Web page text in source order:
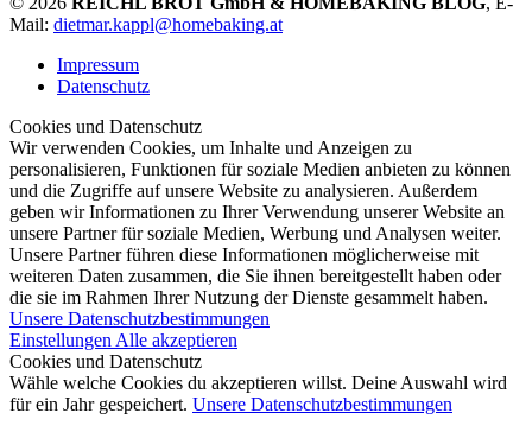
Mail: dietmar.kappl@homebaking.at
Impressum
Datenschutz
Cookies und Datenschutz
Wir verwenden Cookies, um Inhalte und Anzeigen zu
personalisieren, Funktionen für soziale Medien anbieten zu können
und die Zugriffe auf unsere Website zu analysieren. Außerdem
geben wir Informationen zu Ihrer Verwendung unserer Website an
unsere Partner für soziale Medien, Werbung und Analysen weiter.
Unsere Partner führen diese Informationen möglicherweise mit
weiteren Daten zusammen, die Sie ihnen bereitgestellt haben oder
die sie im Rahmen Ihrer Nutzung der Dienste gesammelt haben.
Unsere Datenschutzbestimmungen
Einstellungen Alle akzeptieren
Cookies und Datenschutz
Wähle welche Cookies du akzeptieren willst. Deine Auswahl wird
für ein Jahr gespeichert. Unsere Datenschutzbestimmungen